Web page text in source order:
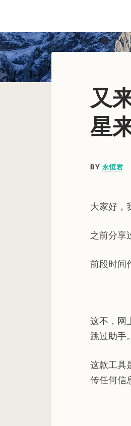
又
星
BY永恒君
大家好，
之前分享
前段时间
这不，网
跳过助手。
这款工具
传任何信